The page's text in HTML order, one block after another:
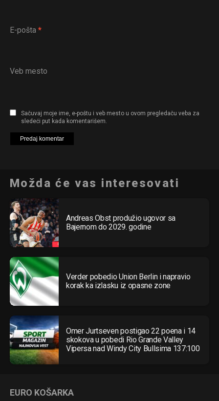
E-pošta *
Veb mesto
Sačuvaj moje ime, e-poštu i veb mesto u ovom pregledaču veba za
sledeći put kada komentarišem.
Možda će vas interesovati
Andreas Obst produžio ugovor sa
Bajernom do 2029. godine
Verder pobedio Union Berlin i napravio
korak ka izlasku iz opasne zone
Omer Jurtseven postigao 22 poena i 14
skokova u pobedi Rio Grande Valley
Vipersa nad Windy City Bullsima 137:100
EURO KOŠARKA